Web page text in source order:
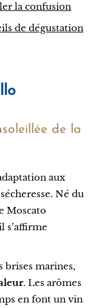
la confusion
de dégustation
de la
aux
Né du
Moscato
s’affirme
brises marines,
. Les arômes
en font un vin